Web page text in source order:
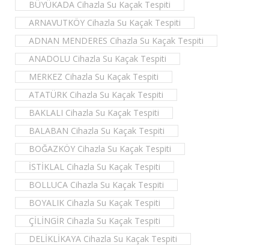
BÜYÜKADA Cihazla Su Kaçak Tespiti
ARNAVUTKÖY Cihazla Su Kaçak Tespiti
ADNAN MENDERES Cihazla Su Kaçak Tespiti
ANADOLU Cihazla Su Kaçak Tespiti
MERKEZ Cihazla Su Kaçak Tespiti
ATATÜRK Cihazla Su Kaçak Tespiti
BAKLALI Cihazla Su Kaçak Tespiti
BALABAN Cihazla Su Kaçak Tespiti
BOĞAZKÖY Cihazla Su Kaçak Tespiti
İSTİKLAL Cihazla Su Kaçak Tespiti
BOLLUCA Cihazla Su Kaçak Tespiti
BOYALIK Cihazla Su Kaçak Tespiti
ÇİLİNGİR Cihazla Su Kaçak Tespiti
DELİKLİKAYA Cihazla Su Kaçak Tespiti